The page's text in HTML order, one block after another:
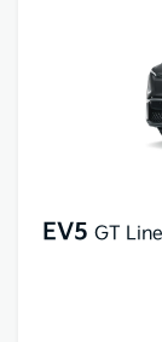
EV5 GT